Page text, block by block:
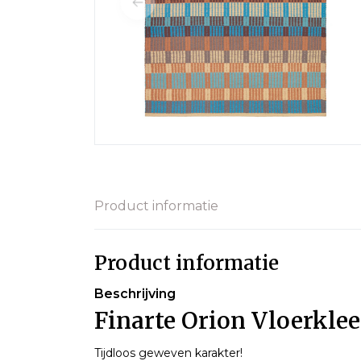
Product informatie
Product informatie
Beschrijving
Finarte Orion
Tijdloos geweven karakter!